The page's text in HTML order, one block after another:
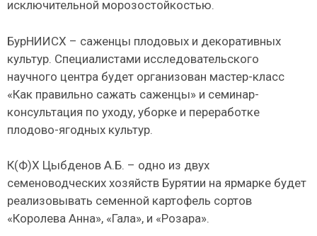
исключительной морозостойкостью.
БурНИИСХ – саженцы плодовых и декоративных
культур. Специалистами исследовательского
научного центра будет организован мастер-класс
«Как правильно сажать саженцы» и семинар-
консультация по уходу, уборке и переработке
плодово-ягодных культур.
К(Ф)Х Цыбденов А.Б. – одно из двух
семеноводческих хозяйств Бурятии на ярмарке будет
реализовывать семенной картофель сортов
«Королева Анна», «Гала», и «Розара».